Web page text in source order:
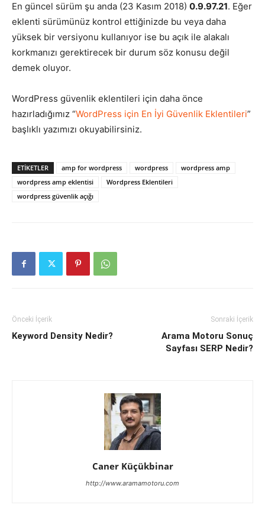
En güncel sürüm şu anda (23 Kasım 2018) 0.9.97.21. Eğer
eklenti sürümünüz kontrol ettiğinizde bu veya daha
yüksek bir versiyonu kullanıyor ise bu açık ile alakalı
korkmanızı gerektirecek bir durum söz konusu değil
demek oluyor.
WordPress güvenlik eklentileri için daha önce
hazırladığımız “WordPress için En İyi Güvenlik Eklentileri”
başlıklı yazımızı okuyabilirsiniz.
ETIKETLER amp for wordpress wordpress
wordpress amp
wordpress amp eklentisi
Wordpress Eklentileri
wordpress güvenlik açığı
Önceki İçerik
Keyword Density Nedir?
Sonraki İçerik
Arama Motoru Sonuç
Sayfası SERP Nedir?
Caner Küçükbinar
http://www.aramamotoru.com